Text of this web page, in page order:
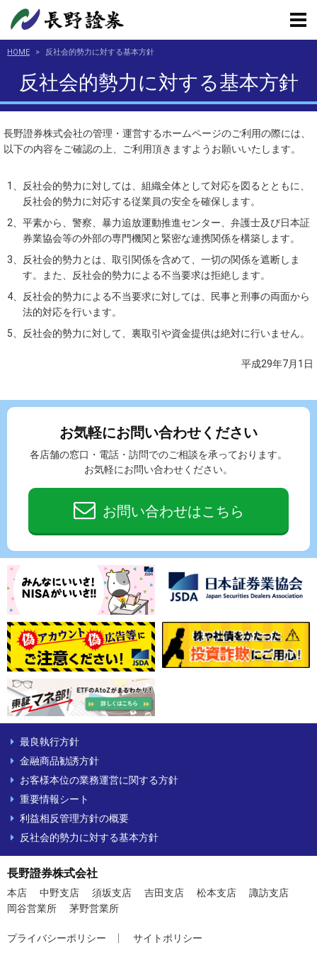
HOME > 反社会的勢力に対する基本方針
反社会的勢力に対する基本方針
長野證券株式会社の管理・運営するホームページのご利用の際には、
以下の内容をご確認の上、ご利用頂きますようお願いいたします。
反社会的勢力に対しては、組織全体として対応を図るとともに、
反社会的勢力に対応する従業員の安全を確保します。
平素から、警察、暴力追放運動推進センター、弁護士及び日本証
券業協会等の外部の専門機関と緊密な連携関係を構築します。
反社会的勢力とは、取引関係を含めて、一切の関係を遮断しま
す。また、反社会的勢力による不当要求は拒絶します。
反社会的勢力による不当要求に対しては、民事と刑事の両面から
法的対応を行います。
反社会的勢力に対して、裏取引や資金提供は絶対に行いません。
平成29年7月1日
お気軽にお問い合わせください
各店舗の窓口・電話・訪問でのご相談を承っております。
お気軽にお問い合わせください。
お問い合わせはこちら
最良執行方針
金融商品勧誘方針
お客様本位の業務運営に関する方針
重要情報シート
利益相反管理方針の概要
反社会的勢力に対する基本方針
長野證券株式会社
本店 中野支店 須坂支店 吉田支店 松本支店
諏訪支店
岡谷営業所
茅野営業所
プライバシーポリシー サイトポリシー